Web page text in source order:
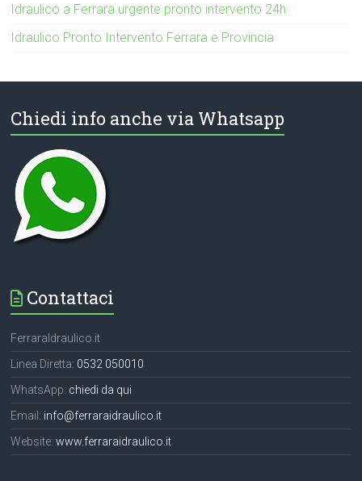
Idraulico a Ferrara urgente pronto intervento 24h
Idraulico Pronto Intervento Ferrara e Provincia
Chiedi info anche via Whatsapp
Contattaci
FerraraIdraulico.it
Linea Diretta: 0532 050010
WhatsApp: chiedi da qui
Email: info@ferraraidraulico.it
Website:www.ferraraidraulico.it